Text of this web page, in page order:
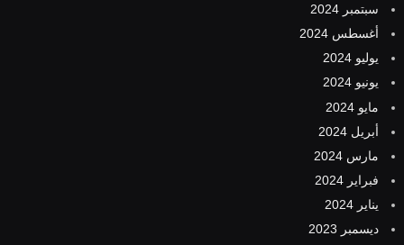
سبتمبر 2024
أغسطس 2024
يوليو 2024
يونيو 2024
مايو 2024
أبريل 2024
مارس 2024
فبراير 2024
يناير 2024
ديسمبر 2023